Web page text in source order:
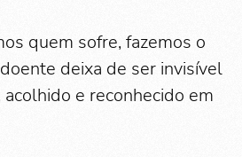
quem sofre, fazemos o
deixa de ser invisível
e reconhecido em